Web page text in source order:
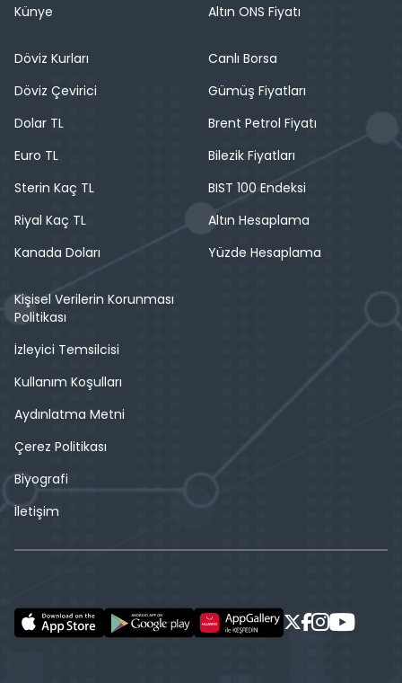
Künye
Altın ONS Fiyatı
Döviz Kurları
Döviz Çevirici
Dolar TL
Euro TL
Sterin Kaç TL
Riyal Kaç TL
Kanada Doları
Canlı Borsa
Gümüş Fiyatları
Brent Petrol Fiyatı
Bilezik Fiyatları
BIST 100 Endeksi
Altın Hesaplama
Yüzde Hesaplama
Kişisel Verilerin Korunması
Politikası
İzleyici Temsilcisi
Kullanım Koşulları
Aydınlatma Metni
Çerez Politikası
Biyografi
İletişim